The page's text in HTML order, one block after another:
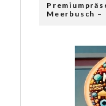
Meerbusch –